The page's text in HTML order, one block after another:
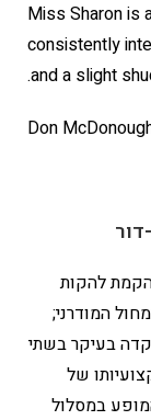
Miss Sharon is
consistently
and a slight
Don
הקמת להקות
המודרני;
בעיקר בשתי
של
במסלול